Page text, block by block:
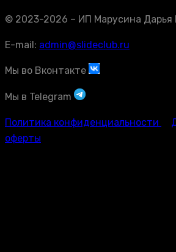
© 2023-2026 – ИП Марусина Дарья
E-mail: admin@slideclub.ru
Мы во Вконтакте
Мы в Telegram
Политика конфиденциальности
оферты